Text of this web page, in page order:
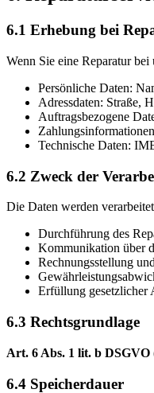
6.1 Erhebung bei
Wenn Sie eine Reparatur
Persönliche Daten:
Adressdaten: Straße,
Auftragsbezogene
Technische Daten:
6.2 Zweck der
Die Daten werden
Durchführung des
Kommunikation über
Rechnungsstellung
Erfüllung gesetzlicher
6.3 Rechtsgrundlage
Art. 6 Abs. 1 lit. b DSGVO
6.4 Speicherdauer